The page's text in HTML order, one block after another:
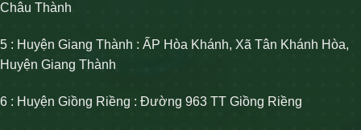
Châu Thành
5 : Huyện Giang Thành : ẤP Hòa Khánh, Xã Tân Khánh Hòa,
Huyện Giang Thành
6 : Huyện Giồng Riềng : Đường 963 TT Giồng Riềng